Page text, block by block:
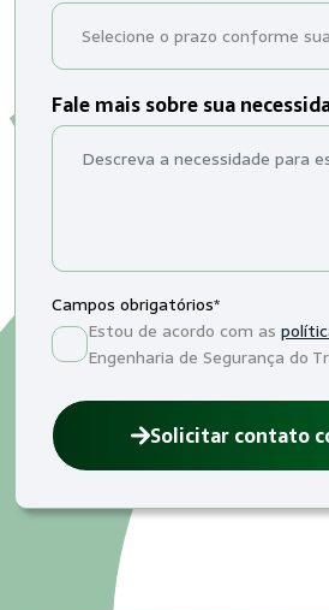
Fale mais sobre sua
Campos obrigatórios*
Estou de acordo com as
Engenharia de Segurança do